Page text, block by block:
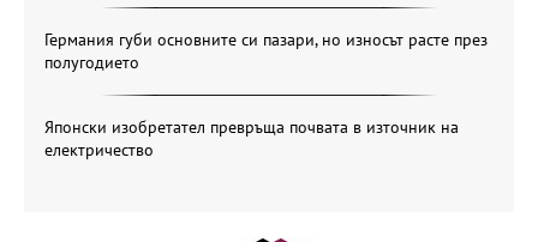
Германия губи основните си пазари, но износът расте през
полугодието
Японски изобретател превръща почвата в източник на
електричество